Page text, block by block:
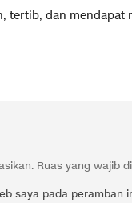
tertib, dan mendapat
Ruas yang wajib
saya pada peramban